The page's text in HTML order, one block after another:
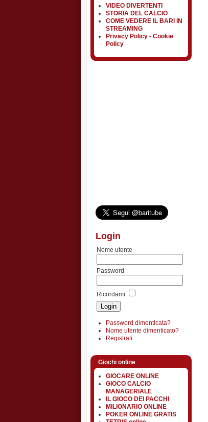
VIDEO DIVERTENTI
STORIA DEL CALCIO
COME VEDERE IL BARI IN
STREAMING
Privacy Policy - Cookie
Policy
Login
Nome utente
Password
Ricordami
Password dimenticata?
Nome utente dimenticato?
Registrati
Giochi online
GIOCARE ONLINE
GIOCO CALCIO
MANAGERIALE
IL GIOCO DEI PACCHI
MILIONARIO ONLINE
POKER ONLINE GRATIS